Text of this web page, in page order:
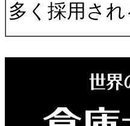
多く採用さ